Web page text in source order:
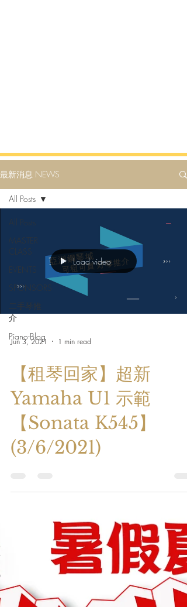
最新消息 NEWS
All Posts
MASTER
CLASS
EVENTS
SPONSORS
二手琴推
介
Piano-Blog
All Posts
Load video
Jun 3, 2021 1 min read
【租琴回家】超新
Yamaha U1 示範
【Sonata K545】
(3/6/2021)